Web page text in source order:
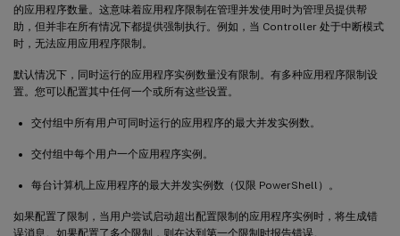
的应用程序数量。这意味着应用程序限制在管理并发使用时为管理员提供帮
助，但并非在所有情况下都提供强制执行。例如，当 Controller 处于中断模式
时，无法应用应用程序限制。
默认情况下，同时运行的应用程序实例数量没有限制。有多种应用程序限制设
置。您可以配置其中任何一个或所有这些设置。
交付组中所有用户可同时运行的应用程序的最大并发实例数。
交付组中每个用户一个应用程序实例。
每台计算机上应用程序的最大并发实例数（仅限 PowerShell）。
如果配置了限制，当用户尝试启动超出配置限制的应用程序实例时，将生成错
误消息。如果配置了多个限制，则在达到第一个限制时报告错误。